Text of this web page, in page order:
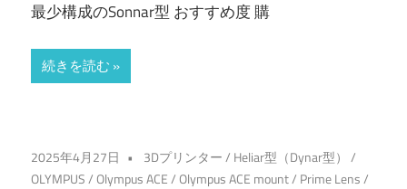
最少構成のSonnar型 おすすめ度 購
続きを読む
2025年4月27日 3Dプリンター/ Heliar型（Dynar型） /
OLYMPUS/Olympus ACE/Olympus ACE mount/ Prime Lens/